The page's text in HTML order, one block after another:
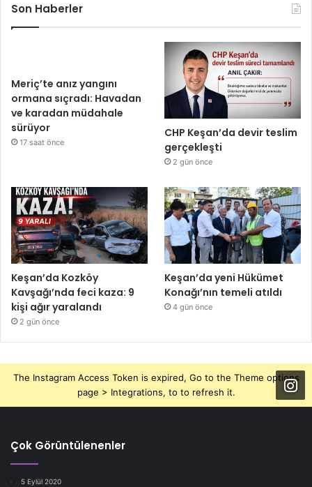
Son Haberler
Meriç’te anız yangını
ormana sıçradı: Havadan
ve karadan müdahale
sürüyor
17 saat önce
CHP Keşan’da devir teslim
gerçekleşti
2 gün önce
Keşan’da Kozköy
Kavşağı’nda feci kaza: 9
kişi ağır yaralandı
2 gün önce
Keşan’da yeni Hükümet
Konağı’nın temeli atıldı
4 gün önce
The Instagram Access Token is expired, Go to the Theme options
page > Integrations, to to refresh it.
Çok Görüntülenenler
5 Eylül 2020